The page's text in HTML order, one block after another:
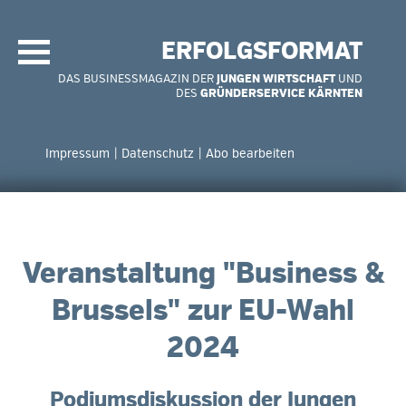
ERFOLGSFORMAT
DAS BUSINESSMAGAZIN DERJUNGEN WIRTSCHAFTUND
DES GRÜNDERSERVICE KÄRNTEN
überspringen
Impressum Datenschutz Abo bearbeiten
Veranstaltung "Business &
Brussels" zur EU-Wahl
2024
Podiumsdiskussion der Jungen